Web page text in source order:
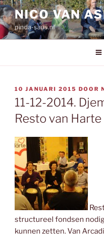
Ga
naar
de
inhoud
NICO VAN
pinda-saus.nl
GEPLAATST
OP
10 JANUARI 2015 DOOR
11-12-2014.
Resto van
structureel fondsen
kunnen zetten. Van